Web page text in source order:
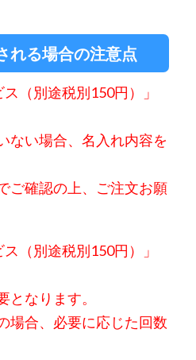
れる場合の注意点
（別途税別150円）」
い場合、 名入れ内容を
ご確認の上、ご注文お願
（別途税別150円）」
となります。
場合、必要に応じた回数